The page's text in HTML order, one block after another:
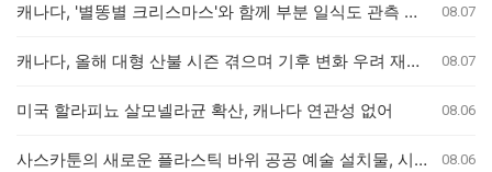
캐나다, '별똥별 크리스마스'와 함께 부분 일식도 관측 가능 08.07
캐나다, 올해 대형 산불 시즌 겪으며 기후 변화 우려 재점화 08.07
미국 할라피뇨 살모넬라균 확산, 캐나다 연관성 없어 08.06
사스카툰의 새로운 플라스틱 바위 공공 예술 설치물, 시민들의 반응 엇갈려 08.06